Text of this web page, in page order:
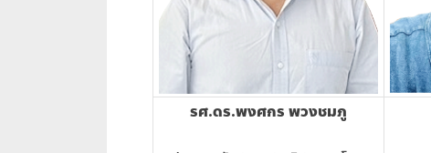
รศ.ดร.พงศกร พวงชมภู